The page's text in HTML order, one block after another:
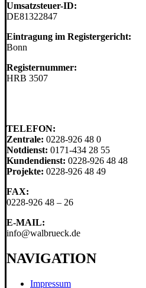
Umsatzsteuer-ID:
DE81322847
Eintragung im Registergericht:
Bonn
Registernummer:
HRB 3507
TELEFON:
Zentrale: 0228-926 48 0
Notdienst: 0171-434 28 55
Kundendienst: 0228-926 48 48
Projekte: 0228-926 48 49
FAX:
0228-926 48 – 26
E-MAIL:
info@walbrueck.de
NAVIGATION
Impressum